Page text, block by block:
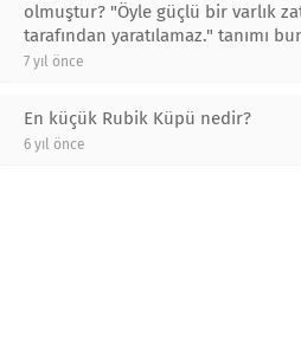
olmuştur? "Öyle güçlü bir varlık
tarafından yaratılamaz." tanımı
7 yıl önce
En küçük Rubik Küpü nedir?
6 yıl önce